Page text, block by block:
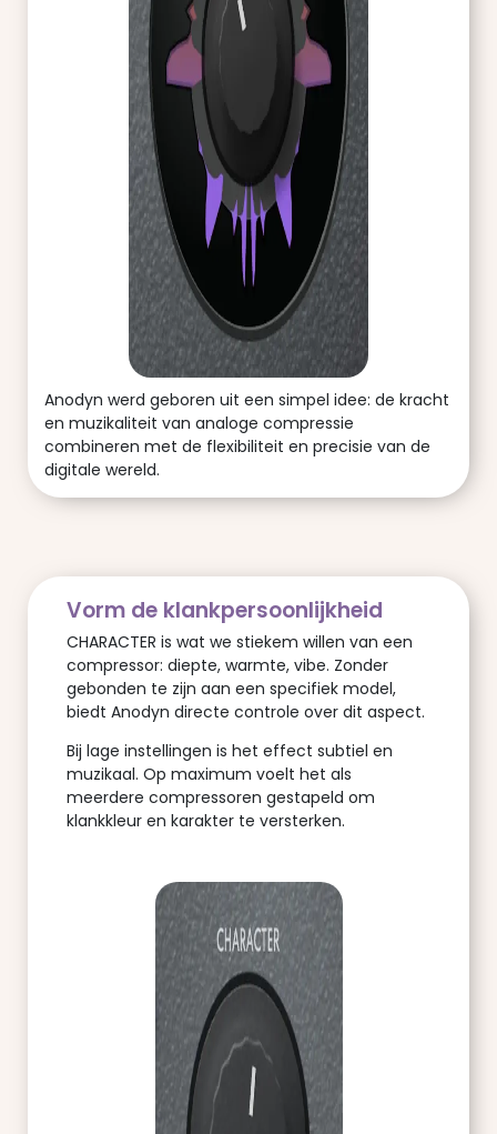
Anodyn werd geboren uit een simpel idee: de kracht
en muzikaliteit van analoge compressie
combineren met de flexibiliteit en precisie van de
digitale wereld.
Vorm de klankpersoonlijkheid
CHARACTER is wat we stiekem willen van een
compressor: diepte, warmte, vibe. Zonder
gebonden te zijn aan een specifiek model,
biedt Anodyn directe controle over dit aspect.
Bij lage instellingen is het effect subtiel en
muzikaal. Op maximum voelt het als
meerdere compressoren gestapeld om
klankkleur en karakter te versterken.